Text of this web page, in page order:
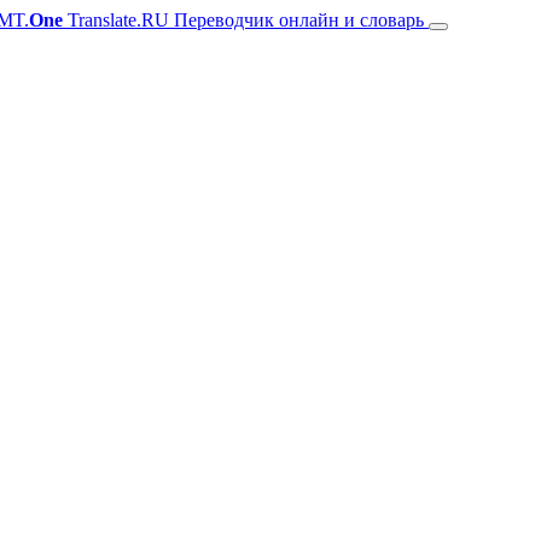
One Translate.RU Переводчик онлайн и словарь